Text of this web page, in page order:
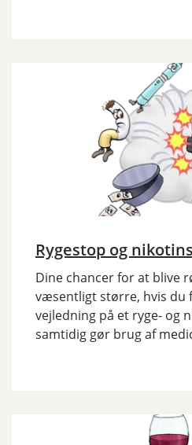
Rygestop og
Dine chancer for at blive
væsentligt større, hvis du
vejledning på et ryge- og
samtidig gør brug af